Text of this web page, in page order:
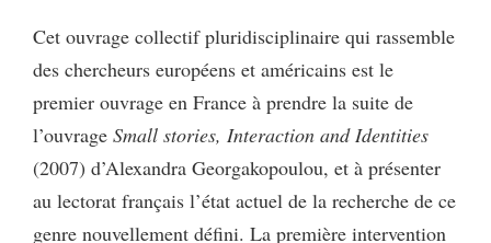
Cet ouvrage collectif pluridisciplinaire qui rassemble
des chercheurs européens et américains est le
premier ouvrage en France à prendre la suite de
l’ouvrage Small stories, Interaction and Identities
(2007) d’Alexandra Georgakopoulou, et à présenter
au lectorat français l’état actuel de la recherche de ce
genre nouvellement défini. La première intervention